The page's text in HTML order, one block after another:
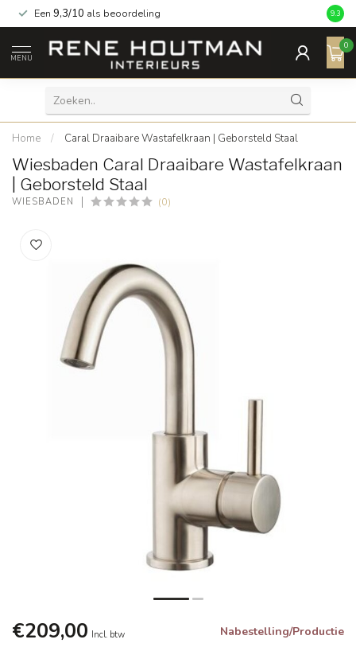
Een 9,3/10 als beoordeling 9.3
MENU
0
Home / Caral Draaibare Wastafelkraan | Geborsteld Staal
Wiesbaden Caral Draaibare Wastafelkraan
| Geborsteld Staal
WIESBADEN (0)
€209,00 Incl. btw Nabestelling/Productie